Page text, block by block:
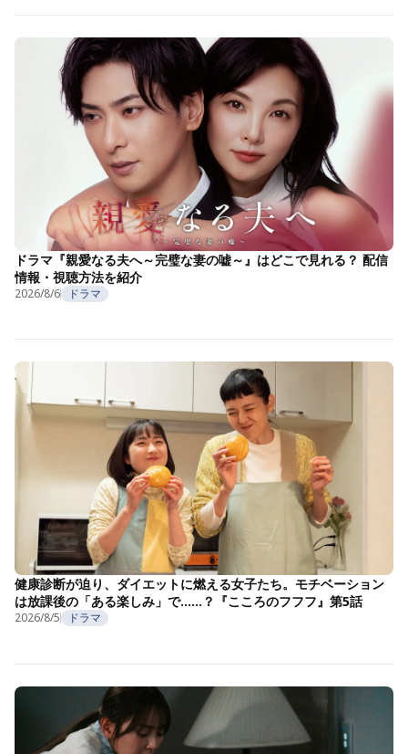
ドラマ『親愛なる夫へ～完璧な妻の嘘～』はどこで見れる？ 配信
情報・視聴方法を紹介
2026/8/6 ドラマ
健康診断が迫り、ダイエットに燃える女子たち。モチベーション
は放課後の「ある楽しみ」で……？『こころのフフフ』第5話
2026/8/5 ドラマ